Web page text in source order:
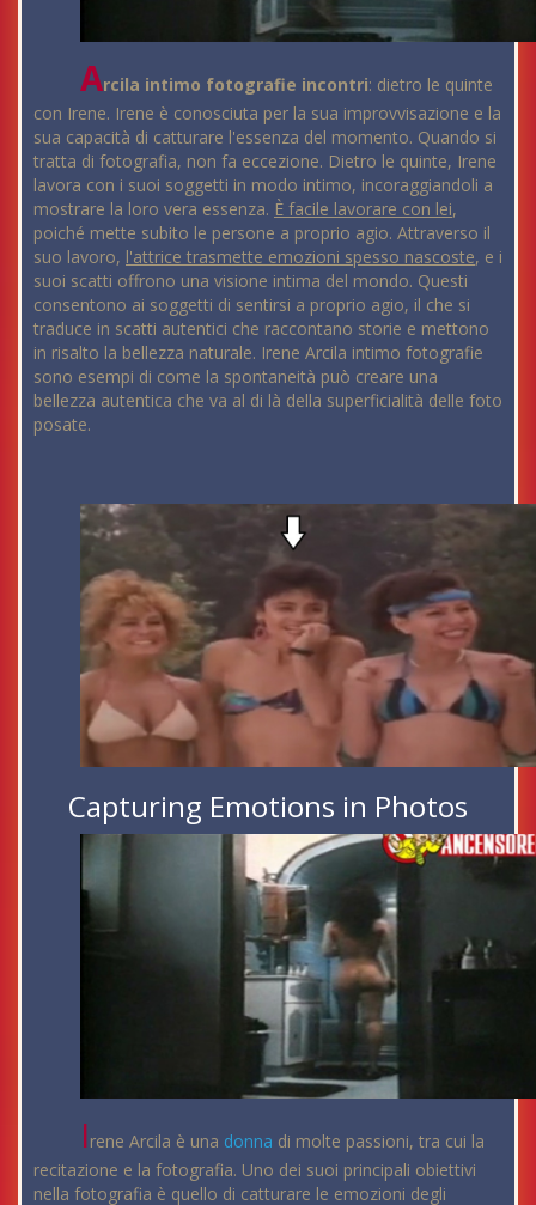
Arcila intimo fotografie incontri: dietro le quinte
con Irene. Irene è conosciuta per la sua improvvisazione e la
sua capacità di catturare l'essenza del momento. Quando si
tratta di fotografia, non fa eccezione. Dietro le quinte, Irene
lavora con i suoi soggetti in modo intimo, incoraggiandoli a
mostrare la loro vera essenza. È facile lavorare con lei,
poiché mette subito le persone a proprio agio. Attraverso il
suo lavoro, l'attrice trasmette emozioni spesso nascoste, e i
suoi scatti offrono una visione intima del mondo. Questi
consentono ai soggetti di sentirsi a proprio agio, il che si
traduce in scatti autentici che raccontano storie e mettono
in risalto la bellezza naturale. Irene Arcila intimo fotografie
sono esempi di come la spontaneità può creare una
bellezza autentica che va al di là della superficialità delle foto
posate.
Capturing Emotions in Photos
Irene Arcila è una donna di molte passioni, tra cui la
recitazione e la fotografia. Uno dei suoi principali obiettivi
nella fotografia è quello di catturare le emozioni degli